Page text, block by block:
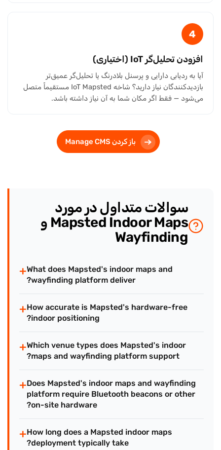
4
افزودن تحلیل‌گر IoT (اختیاری)
آیا به ردیابی دارایی و پرسنل بلادرنگ یا تحلیل‌گر عمیق‌تر
بازدیدکنندگان نیاز دارید؟ شاخه IoT Mapsted مستقیماً متصل
می‌شود — فقط اگر مکان شما به آن نیاز داشته باشد.
باز کردن Manage CMS
سوالات متداول در مورد
Mapsted Indoor Maps و
Wayfinding
What does Mapsted's indoor maps and
wayfinding platform deliver?
+
How accurate is Mapsted's hardware-free
indoor positioning?
+
Which venue types does Mapsted's indoor
maps and wayfinding platform support?
+
Does Mapsted's indoor maps and wayfinding
platform require Bluetooth beacons or other
on-site hardware?
+
How long does a Mapsted indoor maps
deployment typically take?
+